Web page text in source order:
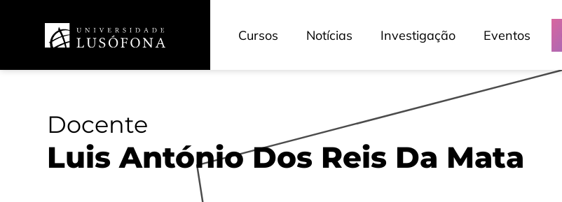
Cursos Notícias Investigação Eventos
Docente
Luis António Dos Reis Da Mata